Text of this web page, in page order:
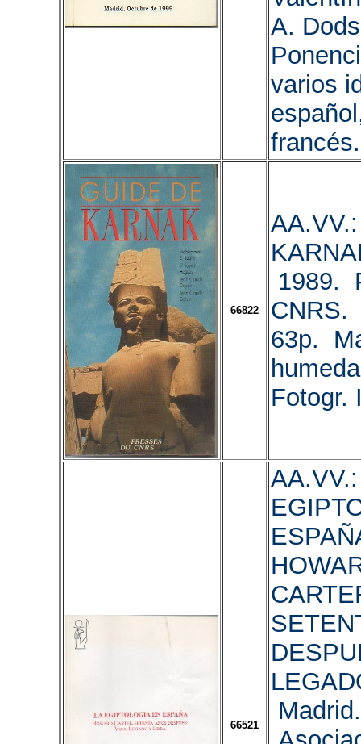
A.
varios
francés.
66822
1989.
CNRS.
63p.
Fotogr.
66521